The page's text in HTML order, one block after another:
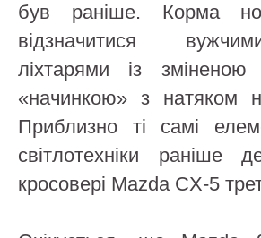
був раніше. Корма
відзначитися
ліхтарями із зміненою
«начинкою» з натяком
Приблизно ті самі
світлотехніки раніше
кросовері Mazda CX-5